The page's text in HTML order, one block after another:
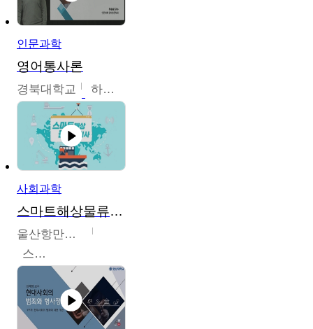
인문과학
영어통사론
경북대학교 하승완
사회과학
스마트해상물류관리사 교육과정2
울산항만공사
스마트해상물류관리사 교육위원회